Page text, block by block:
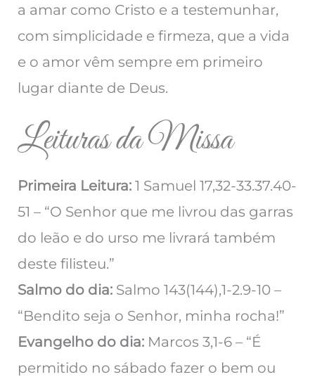
a amar como Cristo e a testemunhar,
com simplicidade e firmeza, que a vida
e o amor vêm sempre em primeiro
lugar diante de Deus.
Leituras da Missa
Primeira Leitura: 1 Samuel 17,32-33.37.40-
51 – “O Senhor que me livrou das garras
do leão e do urso me livrará também
deste filisteu.”
Salmo do dia: Salmo 143(144),1-2.9-10 –
“Bendito seja o Senhor, minha rocha!”
Evangelho do dia: Marcos 3,1-6 – “É
permitido no sábado fazer o bem ou